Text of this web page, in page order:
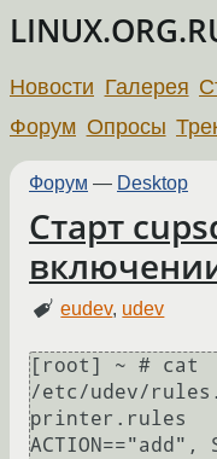
Новости Галерея
Форум Опросы
Форум — Desktop
Старт
eudev, udev
[root] ~ # cat
/etc/udev/
printer.rules
ACTION=="add",